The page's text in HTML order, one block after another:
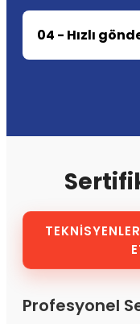
04 - Hızlı
Profesyonel